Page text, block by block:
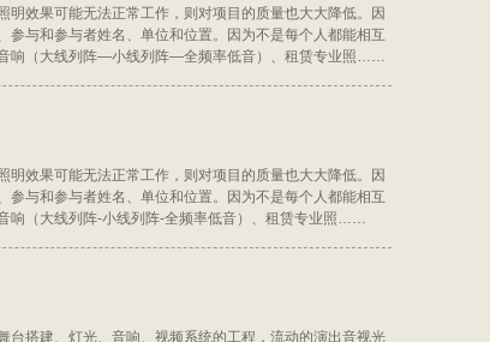
效果可能无法正常工作，则对项目的质量也大大降低。因
与和参与者姓名、单位和位置。因为不是每个人都能相互
音响（大线列阵—小线列阵—全频率低音）、租赁专业照……
效果可能无法正常工作，则对项目的质量也大大降低。因
与和参与者姓名、单位和位置。因为不是每个人都能相互
响（大线列阵-小线列阵-全频率低音）、租赁专业照……
搭建、灯光、音响、视频系统的工程，流动的演出音视光